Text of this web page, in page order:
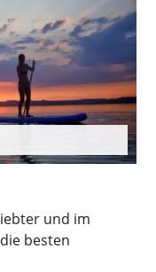
und im
besten